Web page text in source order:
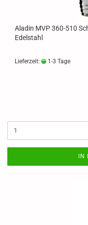
Aladin MVP 360-510
Edelstahl
Lieferzeit: 1-3 Tage
IN